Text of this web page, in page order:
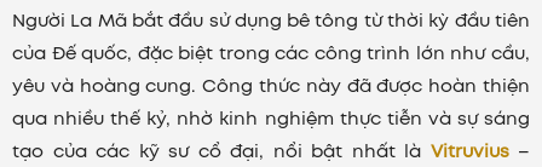
Người La Mã bắt đầu sử dụng bê tông từ thời kỳ đầu tiên
của Đế quốc, đặc biệt trong các công trình lớn như cầu,
yêu và hoàng cung. Công thức này đã được hoàn thiện
qua nhiều thế kỷ, nhờ kinh nghiệm thực tiễn và sự sáng
tạo của các kỹ sư cổ đại, nổi bật nhất là Vitruvius–